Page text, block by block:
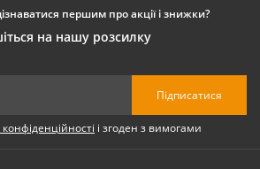
першим про акції і знижки?
на нашу розсилку
Підписатися
і згоден з вимогами